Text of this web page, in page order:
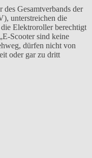
des Gesamtverbands der
unterstreichen die
Elektroroller berechtigt
Scooter sind keine
dürfen nicht von
oder gar zu dritt